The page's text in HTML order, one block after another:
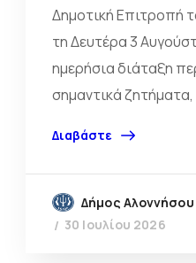
Δημοτική Επιτροπή
τη Δευτέρα 3
ημερήσια διάταξη
σημαντικά
Διαβάστε
Δήμος Αλοννήσου
30 Ιουλίου 2026